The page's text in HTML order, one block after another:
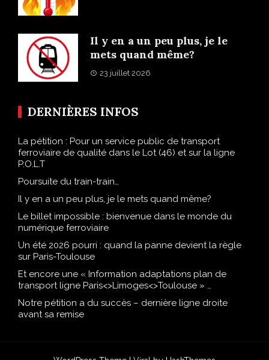
Il y en a un peu plus, je le
mets quand même?
23 juillet 2026
DERNIÈRES INFOS
La pétition : Pour un service public de transport
ferroviaire de qualité dans le Lot (46) et sur la ligne
P.O.L.T
Poursuite du train-train…
Il y en a un peu plus, je le mets quand même?
Le billet impossible : bienvenue dans le monde du
numérique ferroviaire
Un été 2026 pourri : quand la panne devient la règle
sur Paris-Toulouse
Et encore une « Information adaptations plan de
transport ligne Paris<>Limoges<>Toulouse » …
Notre pétition a du succès – dernière ligne droite
avant sa remise